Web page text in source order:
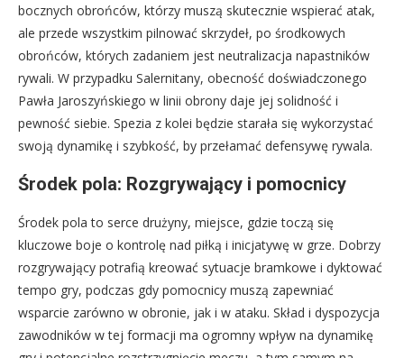
bocznych obrońców, którzy muszą skutecznie wspierać atak,
ale przede wszystkim pilnować skrzydeł, po środkowych
obrońców, których zadaniem jest neutralizacja napastników
rywali. W przypadku Salernitany, obecność doświadczonego
Pawła Jaroszyńskiego w linii obrony daje jej solidność i
pewność siebie. Spezia z kolei będzie starała się wykorzystać
swoją dynamikę i szybkość, by przełamać defensywę rywala.
Środek pola: Rozgrywający i pomocnicy
Środek pola to serce drużyny, miejsce, gdzie toczą się
kluczowe boje o kontrolę nad piłką i inicjatywę w grze. Dobrzy
rozgrywający potrafią kreować sytuacje bramkowe i dyktować
tempo gry, podczas gdy pomocnicy muszą zapewniać
wsparcie zarówno w obronie, jak i w ataku. Skład i dyspozycja
zawodników w tej formacji ma ogromny wpływ na dynamikę